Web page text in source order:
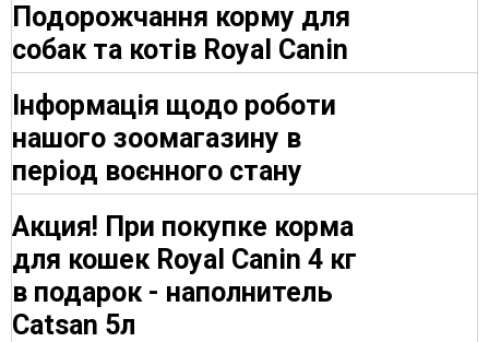
Подорожчання корму для
собак та котів Royal Canin
Інформація щодо роботи
нашого зоомагазину в
період воєнного стану
Акция! При покупке корма
для кошек Royal Canin 4 кг
в подарок - наполнитель
Catsan 5л